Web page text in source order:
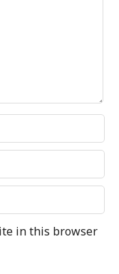
in this browser